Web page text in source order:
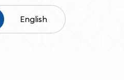
English